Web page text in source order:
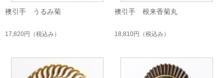
襖引手 うるみ菊
17,820円 （税込み）
襖引手 根来香菊丸
18,810円 （税込み）